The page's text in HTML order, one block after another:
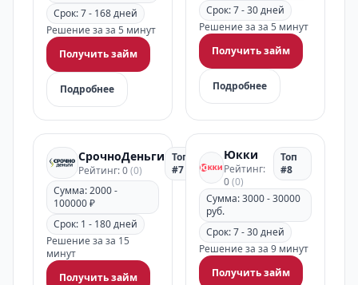
Срок: 7 - 168 дней
Решение за за 5 минут
Получить займ
Подробнее
Срок: 7 - 30 дней
Решение за за 5 минут
Получить займ
Подробнее
СрочноДеньги
Рейтинг: 0(0)
Топ
#7
Сумма: 2000 -
100000 ₽
Срок: 1 - 180 дней
Решение за за 15
минут
Получить займ
Юкки
Рейтинг:
0(0)
Топ
#8
Сумма: 3000 - 30000
руб.
Срок: 7 - 30 дней
Решение за за 9 минут
Получить займ